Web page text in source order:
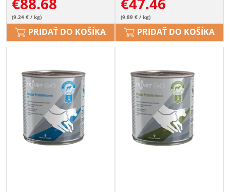
(9.24 € / kg)
PRIDAŤ DO KOŠÍKA
(9.89 € / kg)
PRIDAŤ DO KOŠÍKA